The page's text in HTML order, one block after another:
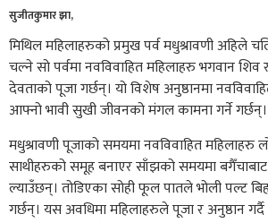
सुजीतकुमार‌ झा,
मिथिल महिलाहरुको प्रमुख पर्व मधुश्रावणी अहिले
चल्ने सो पर्वमा नवविवाहित महिलाहरु भगवान शिव
देवताको पूजा गर्छन्। यो विशेष अनुष्ठानमा
आफ्नो भावी सुखी जीवनको मंगल कामना गर्ने गर्छन्।
मधुश्रावणी पूजाको समयमा नवविवाहित महिलाहरु
साथीहरुको समूह बनाएर साँझको समयमा
ल्याउँछन्। तोडिएका सोही फूल पातले भोली पल्ट
गर्छन्। यस अवधिमा महिलाहरुले पूजा र अनुष्ठान गर्दै